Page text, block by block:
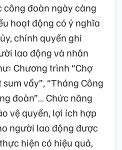
đoàn ngày càng
hoạt động có ý nghĩa
chính quyền ghi
lao động và nhân
Chương trình “Chợ
vầy”, “Tháng Công
đoàn”… Chức năng
vệ quyền, lợi ích hợp
người lao động được
hiện có hiệu quả,